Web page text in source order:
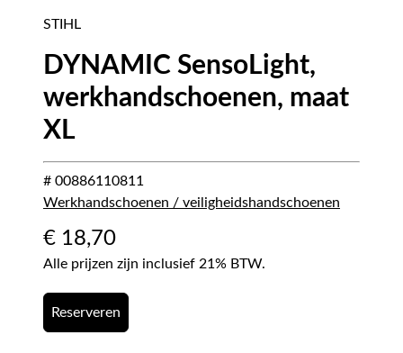
STIHL
DYNAMIC SensoLight,
werkhandschoenen, maat
XL
# 00886110811
Werkhandschoenen / veiligheidshandschoenen
€ 18,70
Alle prijzen zijn inclusief 21% BTW.
Reserveren